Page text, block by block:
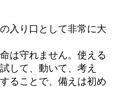
入り口として非常に大
は守れません。使える
して、動いて、考え
ることで、備えは初め